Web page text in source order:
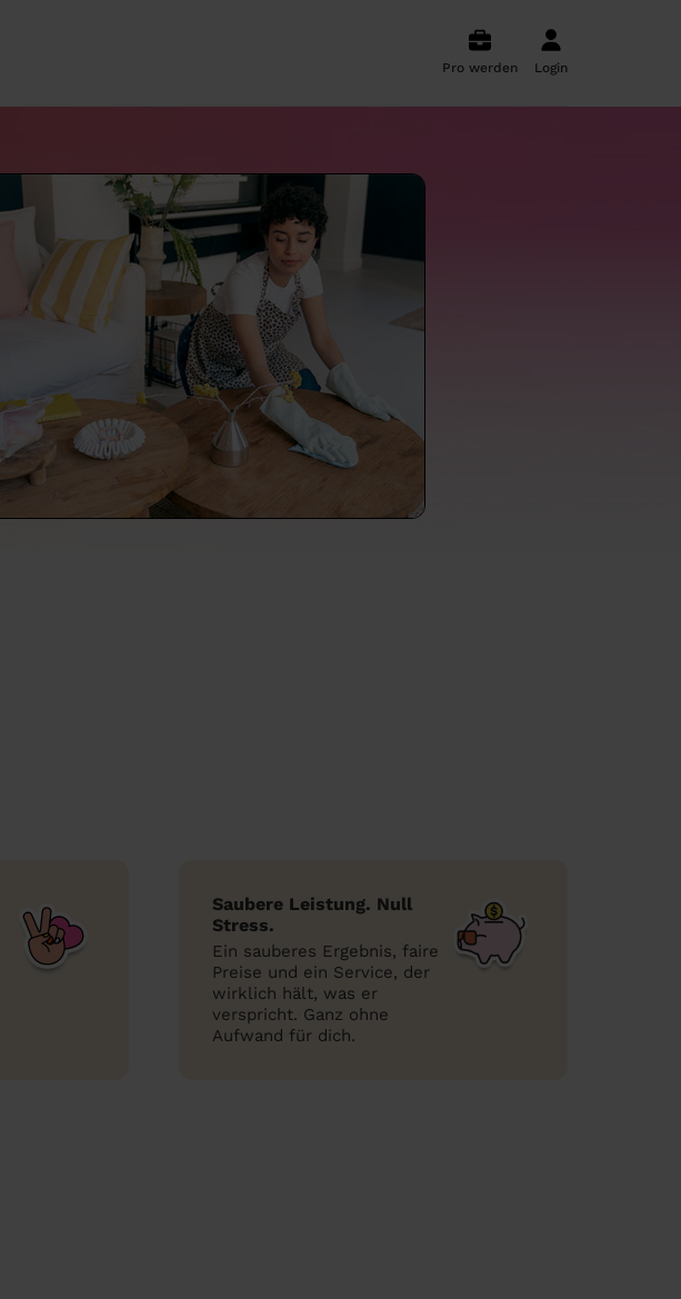
Pro werden Login
Saubere Leistung. Null
Stress.
Ein sauberes Ergebnis, faire
Preise und ein Service, der
wirklich hält, was er
verspricht. Ganz ohne
Aufwand für dich.